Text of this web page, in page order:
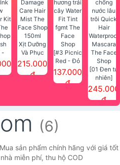
-
Xịt Dưỡng
Và Phục
Hồi Tóc
Essential
215.000
đ
[#3 Picnic
Red - Đỏ
cam] Son
137.000
đ
[01 Đen tự
nhiên]
Mascara
che phủ
Waterproof
Mascara
245.000
đ
(6)
sản phẩm chính hãng với giá tốt
miễn phí, thu hộ COD